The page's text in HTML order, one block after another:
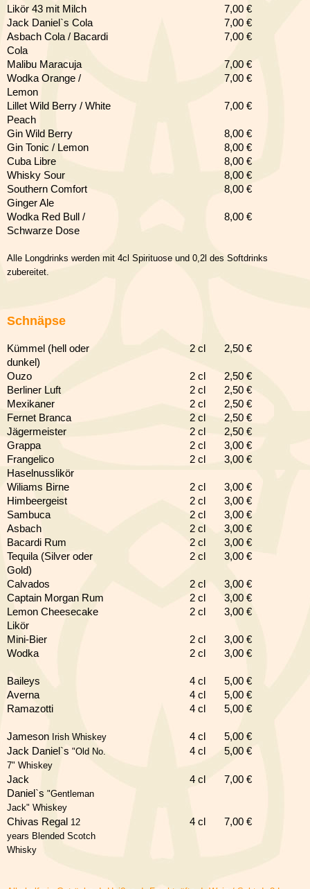
Likör 43 mit Milch
7,00 €
Jack Daniel`s Cola
7,00 €
Asbach Cola / Bacardi
Cola
7,00 €
Malibu Maracuja
7,00 €
Wodka Orange /
Lemon
7,00 €
Lillet Wild Berry / White
Peach
7,00 €
Gin Wild Berry 8,00 €
Gin Tonic / Lemon
8,00 €
Cuba Libre
8,00 €
Whisky Sour
8,00 €
Southern Comfort
Ginger Ale
8,00 €
Wodka Red Bull /
Schwarze Dose
8,00 €
Alle Longdrinks werden mit 4cl Spirituose und 0,2l des Softdrinks
zubereitet.
Schnäpse
Kümmel (hell oder
dunkel)
2 cl 2,50 €
Ouzo 2 cl
2,50 €
Berliner Luft
2 cl 2,50 €
Mexikaner
2 cl 2,50 €
Fernet Branca
2 cl 2,50 €
Jägermeister
2 cl 2,50 €
Grappa
2 cl 3,00 €
Frangelico
Haselnusslikör
2 cl 3,00 €
Wiliams Birne 2 cl 3,00 €
Himbeergeist
2 cl 3,00 €
Sambuca
2 cl 3,00 €
Asbach
2 cl 3,00 €
Bacardi Rum
2 cl
3,00 €
Tequila (Silver oder
Gold)
2 cl 3,00 €
Calvados 2 cl 3,00 €
Captain Morgan Rum
2 cl 3,00 €
Lemon Cheesecake
Likör
2 cl 3,00 €
Mini-Bier 2 cl 3,00 €
Wodka
2 cl 3,00 €
Baileys 4 cl
5,00 €
Averna
4 cl
5,00 €
Ramazotti
4 cl 5,00 €
Jameson Irish Whiskey 4 cl
5,00 €
Jack Daniel`s "Old No.
7" Whiskey
4 cl 5,00 €
Jack
Daniel`s "Gentleman
Jack" Whiskey
4 cl 7,00 €
Chivas Regal 12
years Blended Scotch
Whisky
4 cl 7,00 €